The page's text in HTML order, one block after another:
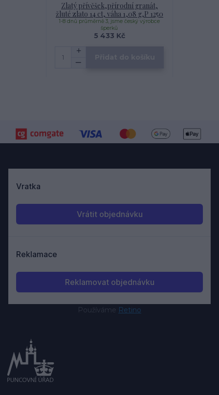
Zlatý přívěšek,přírodní granát,
žluté zlato 14 ct, váha 1,08 g,P 1250
5 433 Kč
1-8 dnů průměrně 3, jsme český výrobce
šperků
Používáme Retino